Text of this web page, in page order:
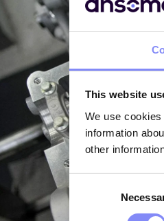
This website
We use
information
other
Selection